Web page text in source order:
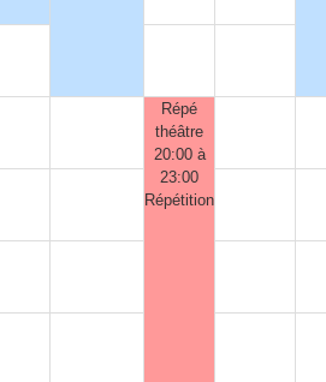
Répé
théâtre
20:00 à
23:00
Répétition